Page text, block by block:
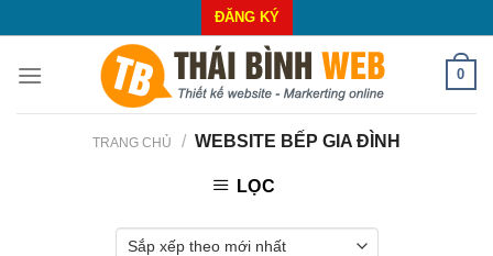
to
content
ĐĂNG KÝ
0
TRANG CHỦ / WEBSITE BẾP GIA ĐÌNH
LỌC